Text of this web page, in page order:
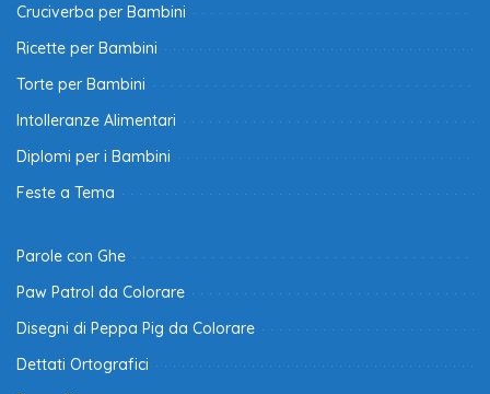
Cruciverba per Bambini
Ricette per Bambini
Torte per Bambini
Intolleranze Alimentari
Diplomi per i Bambini
Feste a Tema
Parole con Ghe
Paw Patrol da Colorare
Disegni di Peppa Pig da Colorare
Dettati Ortografici